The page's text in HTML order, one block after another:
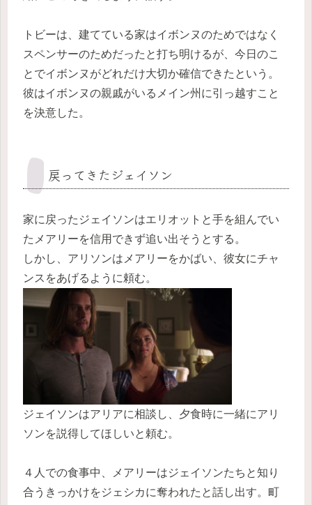
トビーは、建てている家はイボンヌのためではなく
スペンサーのためだったと打ち明けるが、今日のこ
とでイボンヌがどれだけ大切か確信できたという。
彼はイボンヌの親戚がいるメイン州に引っ越すこと
を決意した。
戻ってきたジェイソン
家に戻ったジェイソンはエリオットと手を組んでい
たメアリーを信用できず追い出そうとする。
しかし、アリソンはメアリーをかばい、彼女にチャ
ンスをあげるように頼む。
ジェイソンはアリアに相談し、夕食時に一緒にアリ
ソンを説得してほしいと頼む。
４人での食事中、メアリーはジェイソンたちと知り
合うきっかけをジェシカに奪われたと話し出す。町